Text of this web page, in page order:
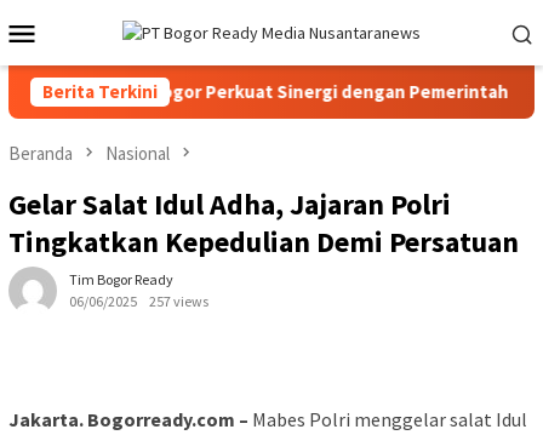
ke
kontenMobile
Berita Terkini
PPAD Kota Bogor Perkuat Sinergi dengan Pemerintah dan
Beranda Nasional
Gelar Salat Idul Adha, Jajaran Polri
Tingkatkan Kepedulian Demi Persatuan
Tim Bogor Ready
06/06/2025
257 views
Jakarta. Bogorready.com – Mabes Polri menggelar salat Idul